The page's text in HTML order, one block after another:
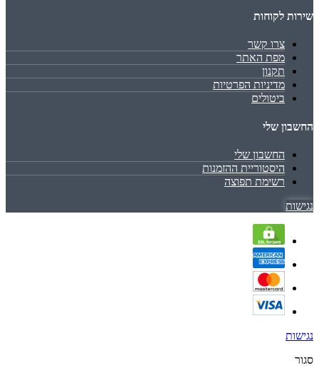
שירות לקוחות
צרו קשר
מפת האתר
תקנון
מדיניות הפרטיות
ביטולים
החשבון שלי
החשבון שלי
היסטוריית ההזמנות
רשימת תפוצה
נגישות
נגישות
סגור